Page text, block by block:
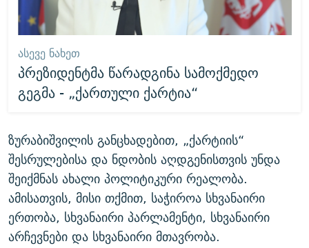
ᲐᲡᲔᲕᲔ ᲜᲐᲮᲔᲗ
პრეზიდენტმა წარადგინა სამოქმედო
გეგმა - „ქართული ქარტია“
ზურაბიშვილის განცხადებით, „ქარტიის“
შესრულებისა და ნდობის აღდგენისთვის უნდა
შეიქმნას ახალი პოლიტიკური რეალობა.
ამისათვის, მისი თქმით, საჭიროა სხვანაირი
ერთობა, სხვანაირი პარლამენტი, სხვანაირი
არჩევნები და სხვანაირი მთავრობა.